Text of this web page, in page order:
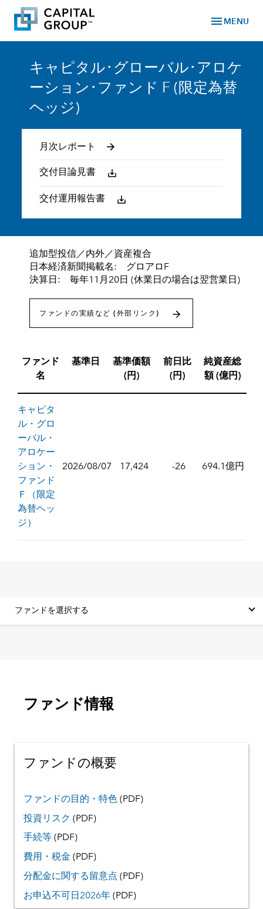
menu MENU
キャピタル･グローバル･アロケ
ーション･ファンド F (限定為替
ヘッジ)
月次レポート
交付目論見書
交付運用報告書
追加型投信／内外／資産複合
日本経済新聞掲載名: グロアロF
決算日: 毎年11月20日 (休業日の場合は翌営業日)
ファンドの実績など (外部リンク)
ファンド
名
基準日
基準価額
(円)
前日比
(円)
純資産総
額 (億円)
キャピタ
ル・グロ
ーバル・
アロケー
ション・
ファンド
Ｆ（限定
為替ヘッ
ジ）
2026/08/07 17,424 -26 694.1億円
ファンドを選択する
ファンド情報
ファンドの概要
ファンドの目的・特色 (PDF)
投資リスク (PDF)
手続等 (PDF)
費用・税金 (PDF)
分配金に関する留意点 (PDF)
お申込不可日2026年 (PDF)